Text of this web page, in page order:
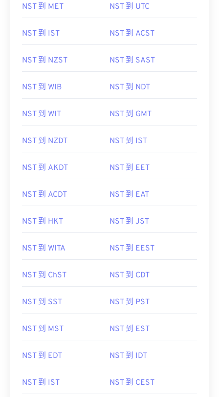
NST 到 MET NST 到 UTC
NST 到 IST NST 到 ACST
NST 到 NZST NST 到 SAST
NST 到 WIB NST 到 NDT
NST 到 WIT NST 到 GMT
NST 到 NZDT NST 到 IST
NST 到 AKDT NST 到 EET
NST 到 ACDT NST 到 EAT
NST 到 HKT NST 到 JST
NST 到 WITA NST 到 EEST
NST 到 ChST NST 到 CDT
NST 到 SST NST 到 PST
NST 到 MST NST 到 EST
NST 到 EDT NST 到 IDT
NST 到 IST NST 到 CEST